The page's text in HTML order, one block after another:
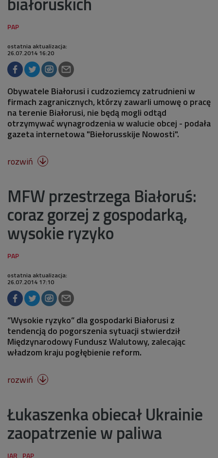
ostatnia aktualizacja:
26.07.2014 16:20
Obywatele Białorusi i cudzoziemcy zatrudnieni w
firmach zagranicznych, którzy zawarli umowę o pracę
na terenie Białorusi, nie będą mogli odtąd
otrzymywać wynagrodzenia w walucie obcej - podała
gazeta internetowa "Biełorusskije Nowosti".
rozwiń 
MFW przestrzega Białoruś:
coraz gorzej z gospodarką,
wysokie ryzyko
ostatnia aktualizacja:
26.07.2014 17:10
”Wysokie ryzyko” dla gospodarki Białorusi z
tendencją do pogorszenia sytuacji stwierdził
Międzynarodowy Fundusz Walutowy, zalecając
władzom kraju pogłębienie reform.
rozwiń 
Łukaszenka obiecał Ukrainie
zaopatrzenie w paliwa